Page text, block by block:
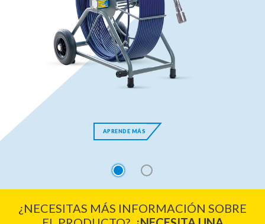
APRENDE MÁS
¿NECESITAS MÁS INFORMACIÓN SOBRE